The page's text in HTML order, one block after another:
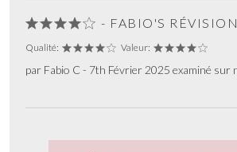
- FABIO'S RÉVISION
Qualité: Valeur:
par Fabio C - 7th Février 2025 examiné sur